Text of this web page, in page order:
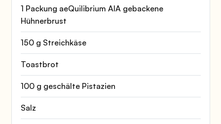
1 Packung aeQuilibrium AIA gebackene
Hühnerbrust
150 g Streichkäse
Toastbrot
100 g geschälte Pistazien
Salz